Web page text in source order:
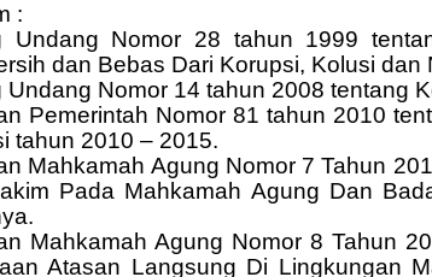
:
Undang Nomor 28 tahun 1999
dan Bebas Dari Korupsi, Kolusi dan
Undang Nomor 14 tahun 2008 tentang
Pemerintah Nomor 81 tahun 2010
tahun 2010 – 2015.
Mahkamah Agung Nomor 7 Tahun
Pada Mahkamah Agung Dan
Mahkamah Agung Nomor 8 Tahun
Atasan Langsung Di Lingkungan